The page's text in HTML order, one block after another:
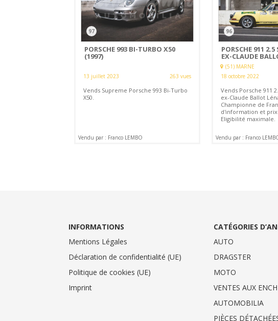
97
PORSCHE 993 BI-TURBO X50
(1997)
13 juillet 2023 263 vues
Vends Supreme Porsche 993 Bi-Turbo
X50.
Vendu par : Franco LEMBO
96
PORSCHE 911
EX-CLAUDE
(51) MARNE
18 octobre 2022
Vends Porsche 911
ex-Claude Ballot
Championne de
d'information et prix
Eligibilité maximale.
Vendu par : Franco
INFORMATIONS
Mentions Légales
Déclaration de confidentialité (UE)
Politique de cookies (UE)
Imprint
CATÉGORIES
AUTO
DRAGSTER
MOTO
VENTES AUX
AUTOMOBILIA
PIÈCES